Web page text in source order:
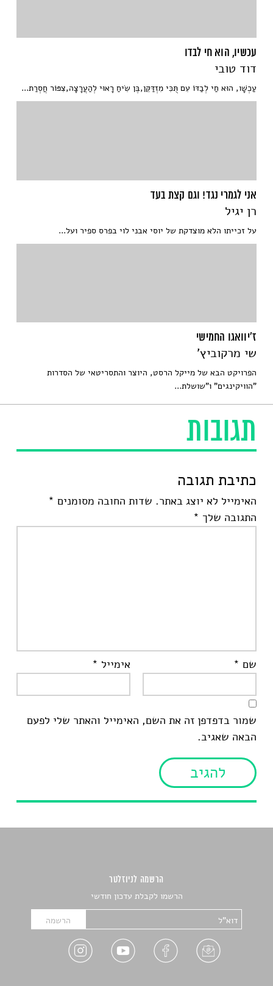
תגובות
כתיבת תגובה
האימייל לא יוצג באתר. שדות החובה מסומנים *
התגובה שלך *
שם * אימייל *
שמור בדפדפן זה את השם, האימייל והאתר שלי לפעם
הבאה שאגיב.
עכשיו, הוא חי לבדו
דוד טובי
עַכְשָׁו, הוּא חַי לְבַדּוֹ עִם תֻּכִּי מִזְדַּקֵּן,בֶּן שִׂיחַ רָאוּי לְהַעֲרָצָה,צִפּוֹר חֲסְרַת...
אני לגמרי נגד! וגם קצת בעד
רן יגיל
על זכייתו הלא מוצדקת של יוסי אבני לוי בפרס ספיר ועל...
ז'יוואגו החמישי
שי מרקוביץ'
הפרויקט הבא של מייקל הרסט, היוצר והתסריטאי של הסדרות
"הוויקינגים" ו"שושלת...
הרשמה לניוזלטר
הרשמו לקבלת עדכון חודשי